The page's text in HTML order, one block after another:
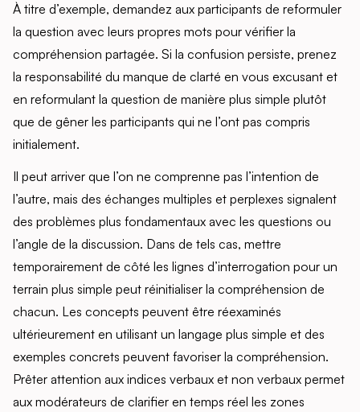
À titre d’exemple, demandez aux participants de reformuler
la question avec leurs propres mots pour vérifier la
compréhension partagée. Si la confusion persiste, prenez
la responsabilité du manque de clarté en vous excusant et
en reformulant la question de manière plus simple plutôt
que de gêner les participants qui ne l’ont pas compris
initialement.
Il peut arriver que l’on ne comprenne pas l’intention de
l’autre, mais des échanges multiples et perplexes signalent
des problèmes plus fondamentaux avec les questions ou
l’angle de la discussion. Dans de tels cas, mettre
temporairement de côté les lignes d’interrogation pour un
terrain plus simple peut réinitialiser la compréhension de
chacun. Les concepts peuvent être réexaminés
ultérieurement en utilisant un langage plus simple et des
exemples concrets peuvent favoriser la compréhension.
Prêter attention aux indices verbaux et non verbaux permet
aux modérateurs de clarifier en temps réel les zones